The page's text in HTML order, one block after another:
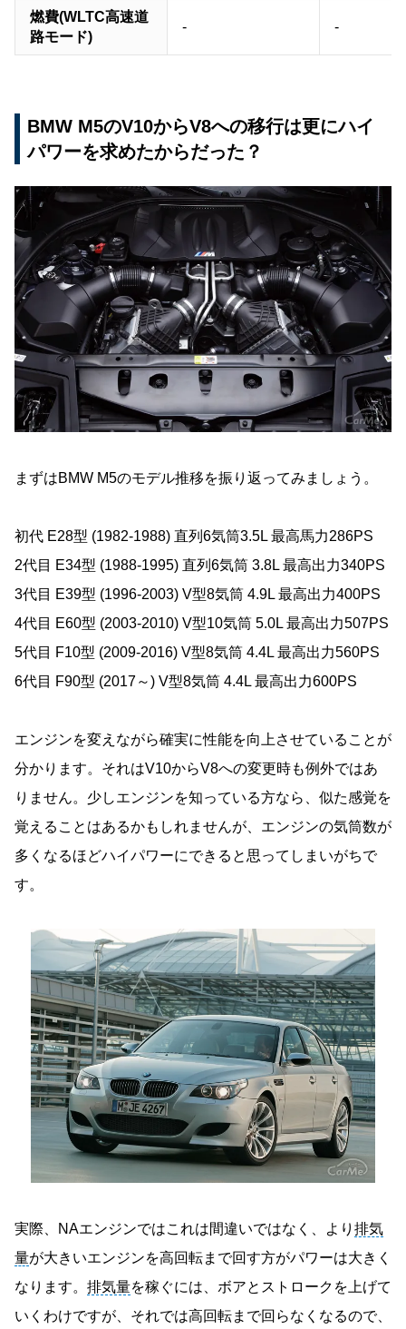
燃費(WLTC高速道
路モード)
- -
BMW M5のV10からV8への移行は更にハイ
パワーを求めたからだった？
まずはBMW M5のモデル推移を振り返ってみましょう。
初代 E28型 (1982-1988) 直列6気筒3.5L 最高馬力286PS
2代目 E34型 (1988-1995) 直列6気筒 3.8L 最高出力340PS
3代目 E39型 (1996-2003) V型8気筒 4.9L 最高出力400PS
4代目 E60型 (2003-2010) V型10気筒 5.0L 最高出力507PS
5代目 F10型 (2009-2016) V型8気筒 4.4L 最高出力560PS
6代目 F90型 (2017～) V型8気筒 4.4L 最高出力600PS
エンジンを変えながら確実に性能を向上させていることが
分かります。それはV10からV8への変更時も例外ではあ
りません。少しエンジンを知っている方なら、似た感覚を
覚えることはあるかもしれませんが、エンジンの気筒数が
多くなるほどハイパワーにできると思ってしまいがちで
す。
実際、NAエンジンではこれは間違いではなく、より 排気
量が大きいエンジンを高回転まで回す方がパワーは大きく
なります。 排気量を稼ぐには、ボアとストロークを上げて
いくわけですが、それでは高回転まで回らなくなるので、